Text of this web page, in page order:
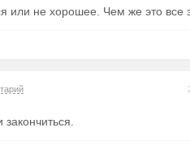
или не хорошее. Чем же это все